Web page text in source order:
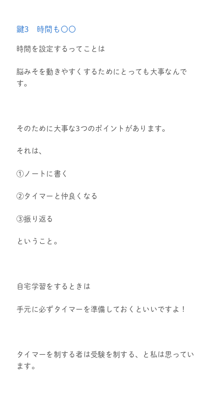
鍵3 時間も〇〇
時間を設定するってことは
脳みそを動きやすくするためにとっても大事なんで
す。
そのために大事な3つのポイントがあります。
それは、
①ノートに書く
②タイマーと仲良くなる
③振り返る
ということ。
自宅学習をするときは
手元に必ずタイマーを準備しておくといいですよ！
タイマーを制する者は受験を制する、と私は思ってい
ます。